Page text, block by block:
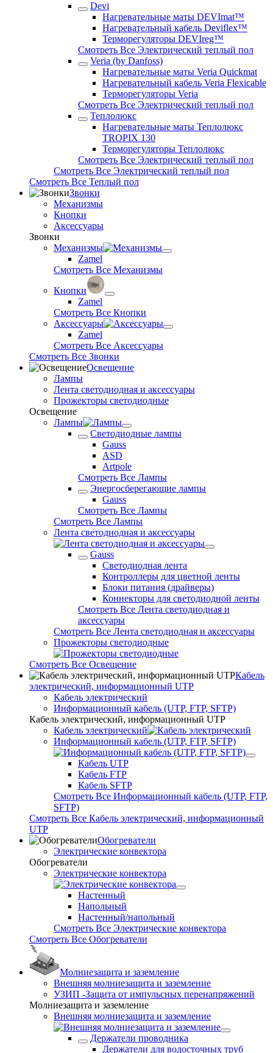
Devi
Нагревательные маты DEVImat™
Нагревательный кабель Deviflex™
Терморегуляторы DEVIreg™
Смотреть Все Электрический теплый пол
Veria (by Danfoss)
Нагревательные маты Veria Quickmat
Нагревательный кабель Veria Flexicable
Терморегуляторы Veria
Смотреть Все Электрический теплый пол
Теплолюкс
Нагревательные маты Теплолюкс
TROPIX 130
Терморегуляторы Теплолюкс
Смотреть Все Электрический теплый пол
Смотреть Все Электрический теплый пол
Смотреть Все Теплый пол
Звонки
Механизмы
Кнопки
Аксессуары
Звонки
Механизмы
Zamel
Смотреть Все Механизмы
Кнопки
Zamel
Смотреть Все Кнопки
Аксессуары
Zamel
Смотреть Все Аксессуары
Смотреть Все Звонки
Освещение
Лампы
Лента светодиодная и аксессуары
Прожекторы светодиодные
Освещение
Лампы
Светодиодные лампы
Gauss
ASD
Artpole
Смотреть Все Лампы
Энергосберегающие лампы
Gauss
Смотреть Все Лампы
Смотреть Все Лампы
Лента светодиодная и аксессуары
Gauss
Светодиодная лента
Контроллеры для цветной ленты
Блоки питания (драйверы)
Коннекторы для светодиодной ленты
Смотреть Все Лента светодиодная и
аксессуары
Смотреть Все Лента светодиодная и аксессуары
Прожекторы светодиодные
Смотреть Все Освещение
Кабель
электрический, информационный UTP
Кабель электрический
Информационный кабель (UTP, FTP, SFTP)
Кабель электрический, информационный UTP
Кабель электрический
Информационный кабель (UTP, FTP, SFTP)
Кабель UTP
Кабель FTP
Кабель SFTP
Смотреть Все Информационный кабель (UTP, FTP,
SFTP)
Смотреть Все Кабель электрический, информационный
UTP
Обогреватели
Электрические конвектора
Обогреватели
Электрические конвектора
Настенный
Напольный
Настенный/напольный
Смотреть Все Электрические конвектора
Смотреть Все Обогреватели
Молниезащита и заземление
Внешняя молниезащита и заземление
УЗИП -Защита от импульсных перенапряжений
Молниезащита и заземление
Внешняя молниезащита и заземление
Держатели проводника
Держатели для водосточных труб